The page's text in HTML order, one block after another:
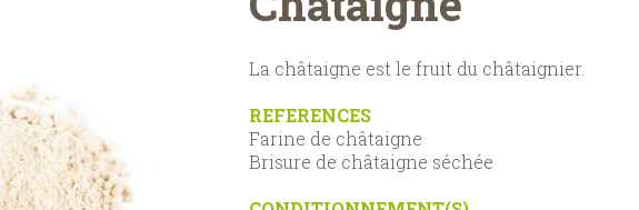
La châtaigne est le fruit du châtaignier.
REFERENCES
Farine de châtaigne
Brisure de châtaigne séchée